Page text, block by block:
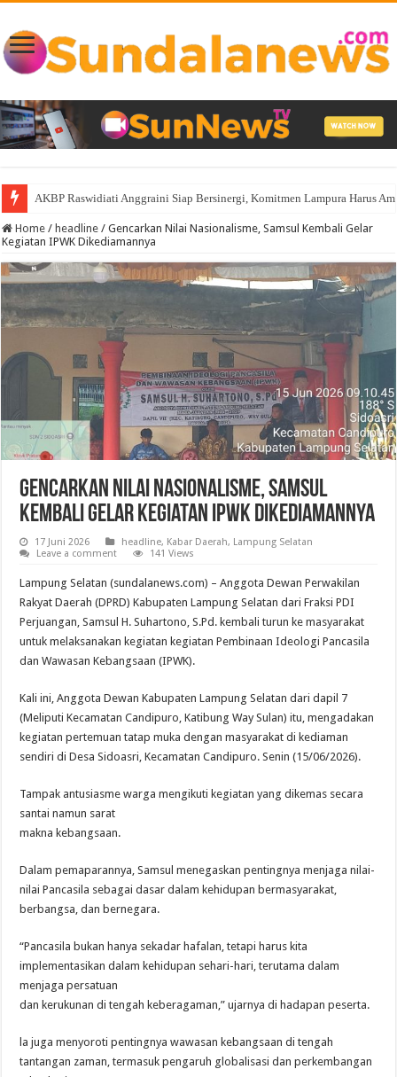
AKBP Raswidiati Anggraini Siap Bersinergi, Komitmen Lampura Harus
Home / headline / Gencarkan Nilai Nasionalisme, Samsul Kembali Gelar
Kegiatan IPWK Dikediamannya
Gencarkan Nilai Nasionalisme, Samsul
Kembali Gelar Kegiatan IPWK Dikediamannya
17 Juni 2026 headline, Kabar Daerah, Lampung Selatan
Leave a comment
141 Views
Lampung Selatan (sundalanews.com) – Anggota Dewan Perwakilan
Rakyat Daerah (DPRD) Kabupaten Lampung Selatan dari Fraksi PDI
Perjuangan, Samsul H. Suhartono, S.Pd. kembali turun ke masyarakat
untuk melaksanakan kegiatan kegiatan Pembinaan Ideologi Pancasila
dan Wawasan Kebangsaan (IPWK).
Kali ini, Anggota Dewan Kabupaten Lampung Selatan dari dapil 7
(Meliputi Kecamatan Candipuro, Katibung Way Sulan) itu, mengadakan
kegiatan pertemuan tatap muka dengan masyarakat di kediaman
sendiri di Desa Sidoasri, Kecamatan Candipuro. Senin (15/06/2026).
Tampak antusiasme warga mengikuti kegiatan yang dikemas secara
santai namun sarat
makna kebangsaan.
Dalam pemaparannya, Samsul menegaskan pentingnya menjaga nilai-
nilai Pancasila sebagai dasar dalam kehidupan bermasyarakat,
berbangsa, dan bernegara.
“Pancasila bukan hanya sekadar hafalan, tetapi harus kita
implementasikan dalam kehidupan sehari-hari, terutama dalam
menjaga persatuan
dan kerukunan di tengah keberagaman,” ujarnya di hadapan peserta.
la juga menyoroti pentingnya wawasan kebangsaan di tengah
tantangan zaman, termasuk pengaruh globalisasi dan perkembangan